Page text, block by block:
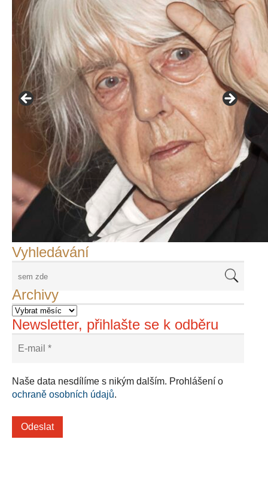
František Skála - film Veřejný prostor
Adriena Šimotová
Richard Štipl v Benátkách
Langweiluv model v Praze
Japanolog Petr Geisler, foto: Petr Šálek
©Frank Kortan,Yellow Shark, portrét Franka Zappy
Nové Svatovítské varhany
Vyhledávání
Archivy
Newsletter, přihlašte se k odběru
Naše data nesdílíme s nikým dalším. Prohlášení o
ochraně osobních údajů.